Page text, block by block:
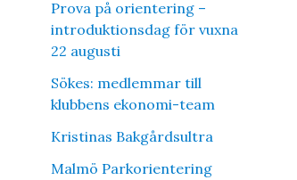
Prova på orientering –
introduktionsdag för vuxna
22 augusti
Sökes: medlemmar till
klubbens ekonomi-team
Kristinas Bakgårdsultra
Malmö Parkorientering